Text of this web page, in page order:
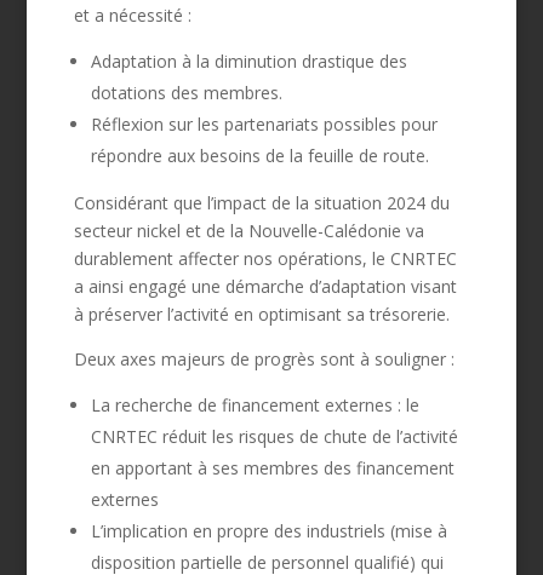
et a nécessité :
Adaptation à la diminution drastique des
dotations des membres.
Réflexion sur les partenariats possibles pour
répondre aux besoins de la feuille de route.
Considérant que l’impact de la situation 2024 du
secteur nickel et de la Nouvelle-Calédonie va
durablement affecter nos opérations, le CNRTEC
a ainsi engagé une démarche d’adaptation visant
à préserver l’activité en optimisant sa trésorerie.
Deux axes majeurs de progrès sont à souligner :
La recherche de financement externes : le
CNRTEC réduit les risques de chute de l’activité
en apportant à ses membres des financement
externes
L’implication en propre des industriels (mise à
disposition partielle de personnel qualifié) qui